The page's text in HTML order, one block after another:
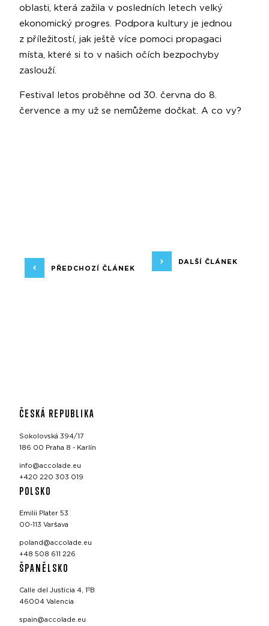
oblasti, která zažila v posledních letech velký
ekonomický progres. Podpora kultury je jednou
z příležitostí, jak ještě více pomoci propagaci
místa, které si to v našich očích bezpochyby
zaslouží.
Festival letos proběhne od 30. června do 8.
července a my už se nemůžeme dočkat. A co vy?
PŘEDCHOZÍ ČLÁNEK
DALŠÍ ČLÁNEK
ČESKÁ REPUBLIKA
Sokolovská 394/17
186 00 Praha 8 - Karlín
info@accolade.eu
+420 220 303 019
POLSKO
Emilii Plater 53
00-113 Varšava
poland@accolade.eu
+48 508 611 226
ŠPANĚLSKO
Calle del Justicia 4, 1ºB
46004 Valencia
spain@accolade.eu